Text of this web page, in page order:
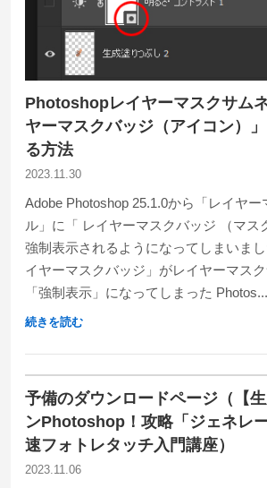
Photoshopレイヤーマスクサム
ヤーマスクバッジ（アイコン）
る方法
2023.11.30
Adobe Photoshop 25.1.0から「レイヤー
ル」に「 レイヤーマスクバッジ （マス
強制表示されるようになってしまいま
イヤーマスクバッジ」がレイヤーマス
「強制表示」になってしまった Photos...
続きを読む
予備のダウンロードページ（【
ンPhotoshop！攻略「ジェネレ
速フォトレタッチ入門講座）
2023.11.06